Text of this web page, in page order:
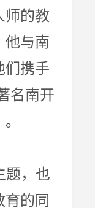
师的教
他与南
们携手
名南开
。。
，也
育的同